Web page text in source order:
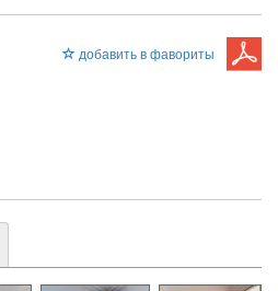
добавить в фавориты